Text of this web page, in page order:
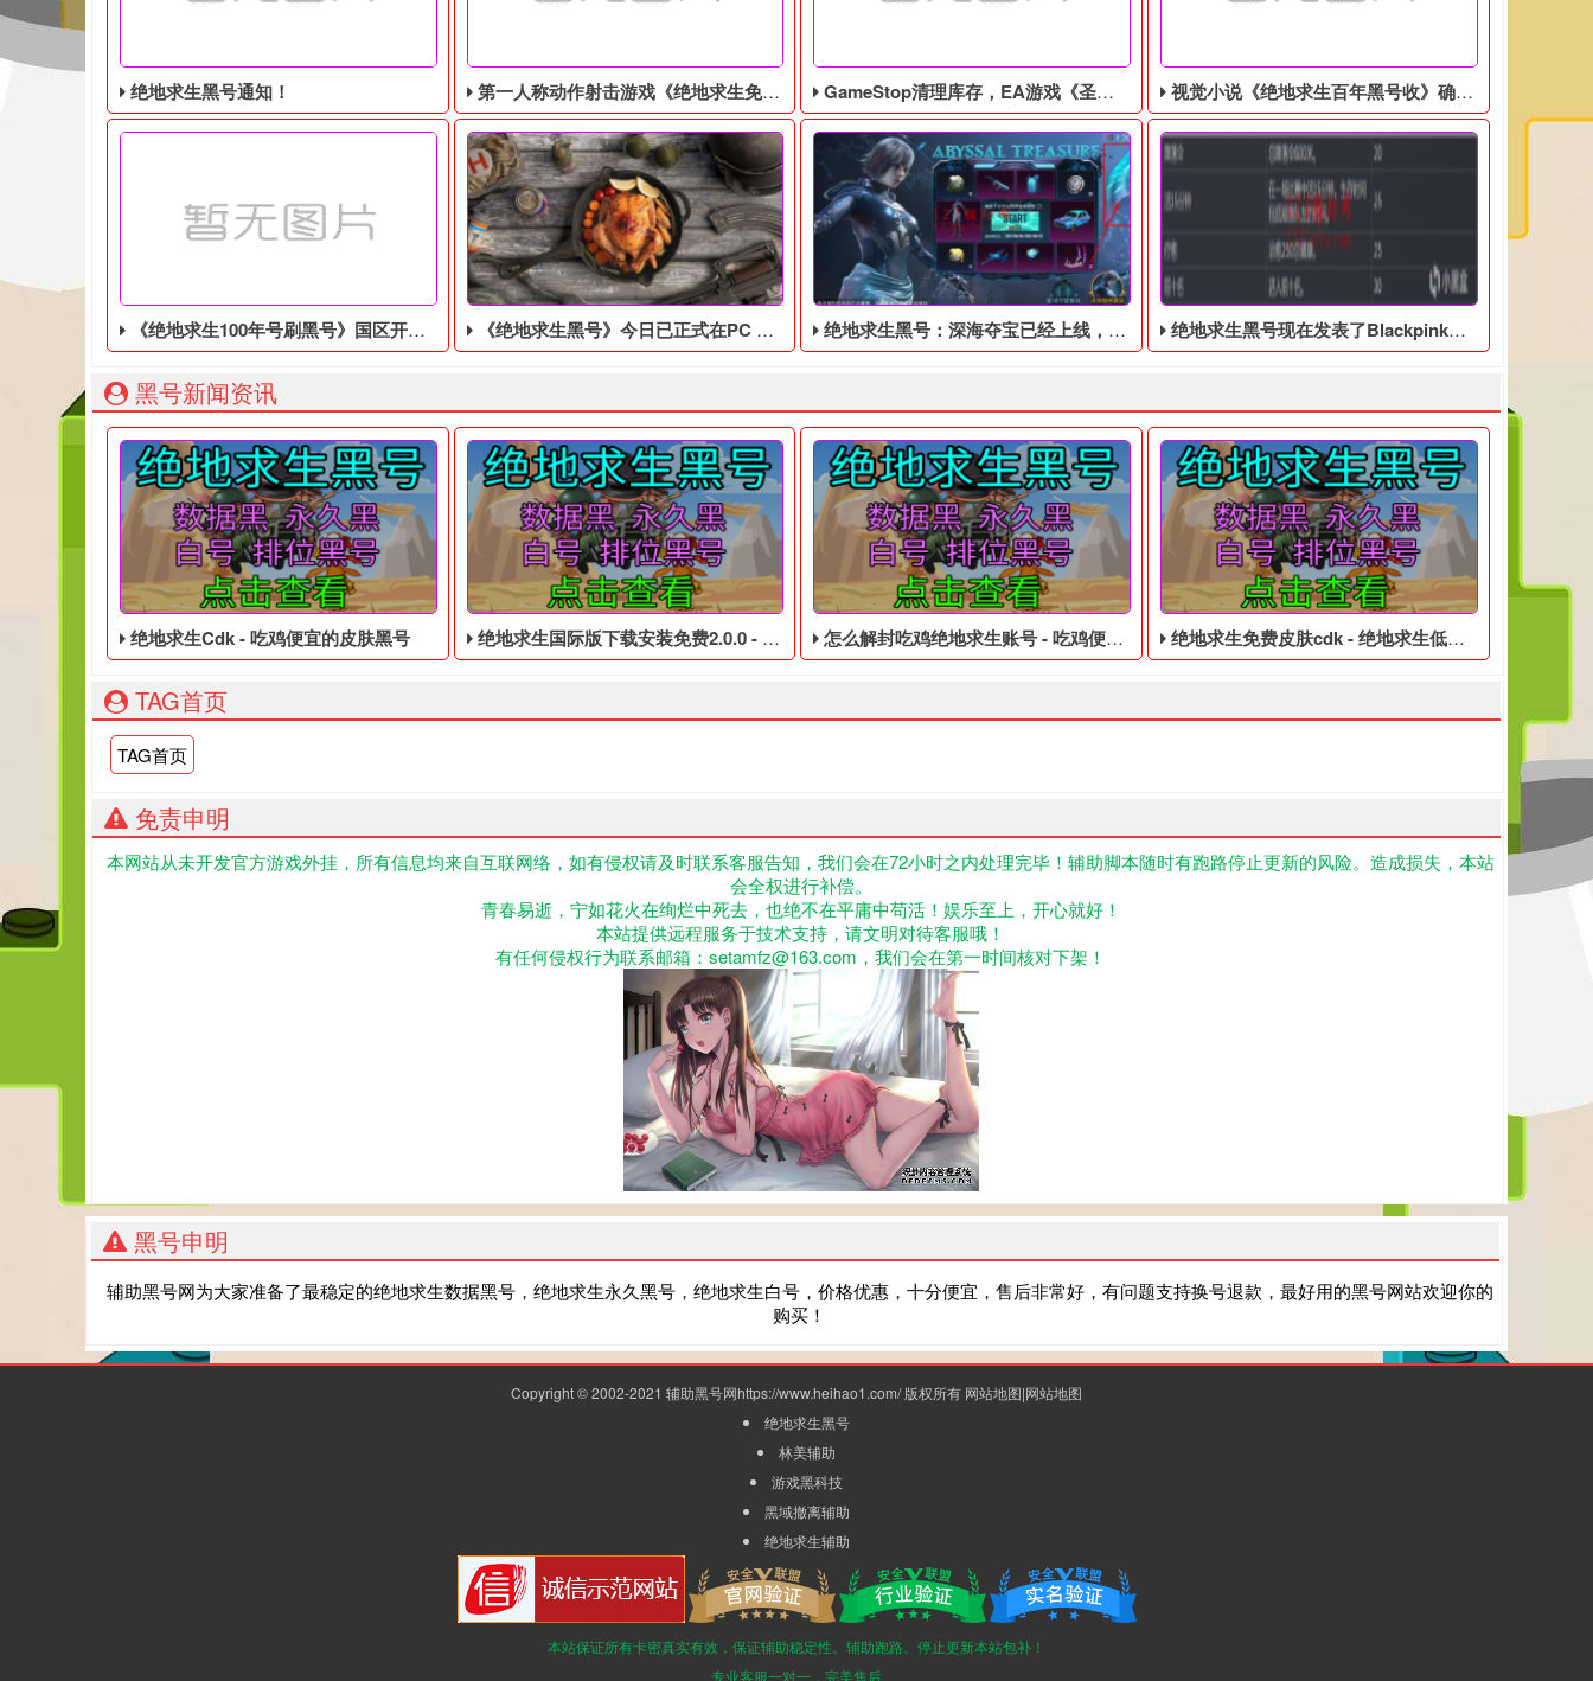
绝地求生黑号通知！
绝地求生黑号： 质保时间内找回换号！ 绝地求生白号： 四无白号，不会被找回！ 吃鸡黑号售后： 黑号有问题10分钟之内截图，然后联系客服处理！ 黑号QQ客服： 1600445187
第一人称动作射击游戏《绝地求生免费辅助》今日登陆主机平台
2036年，世界上突然出现了一个巨型的黑洞，科学家们无法解释这个现象。玩家将操控超自然科学研究组织（SRO）队员“覃舒雅”，前往事
GameStop清理库存，EA游戏《圣歌》以1美分售出
据外媒Kotaku报道，美国游戏零售商GameStop正在清理库存，将EA游戏《圣歌》以1美分的超
视觉小说《绝地求生百年黑号收》确认登陆Switch，特别版售价9350日元
出版商Idea Factory今日宣布，男孩间友情为主题的视
《绝地求生100年号刷黑号》国区开启预购，首发支持简体中文
热门游戏《绝地求生100年号刷黑号》现已在Steam国区开启预购，售价为379元，该作将于8月13日正式发售。游戏支持简体中文，根据Steam商城热销榜，该游戏开启预购一天多已经排
《绝地求生黑号》今日已正式在PC Epic平台推出“抢先体验”版本
跨维度生存建造游戏《绝地求生黑号》今日已正式在PC Epic平台推出“抢先体验”版本，这是一款奇幻而神秘的游戏，玩家驾驶一辆自己打造的
绝地求生黑号：深海夺宝已经上线，还能获得许多隐藏皮肤
已经好几天没有登录《绝地求生黑号》了，再次登录《绝地求生黑号》时，在游戏内发现了深海夺
绝地求生黑号现在发表了Blackpink套装，活动时间:8月8日至9月7日
绝地求生黑号现在发表了Blackpink套装。套装中的三
黑号新闻资讯
绝地求生Cdk - 吃鸡便宜的皮肤黑号
吃鸡便宜的皮肤黑号,绝地求生黑号是指使用非法手段,不正当的消费手段购买的绝地求生游戏账号,绝地求生Cdk,我们为大玩家准备了吃鸡便宜的皮肤黑号,PUBG黑号平台等待你的购买！
绝地求生国际版下载安装免费2.0.0 - PUBG低价的皮肤白号
PUBG低价的皮肤白号,绝地求生黑号是指使用非法手段,不正当的消费手段购买的绝地求生游戏账号,绝地求生国际版下载安装免费2.0.0,我们为
怎么解封吃鸡绝地求生账号 - 吃鸡便宜的四无白号
吃鸡便宜的四无白号,绝地求生黑号是指使用非法手段,不正当的消费手段购买的绝地求生游戏账号
绝地求生免费皮肤cdk - 绝地求生低价的永久黑号
绝地求生低价的永久黑号,绝地求生黑号是指使用非
TAG首页
TAG首页
免责申明
本网站从未开发官方游戏外挂，所有信息均来自互联网络，如有侵权请及时联系客服告知，我们会在72小时之内处理完毕！辅助脚本随时有跑路停止更新的风险。造成损失，本站
会全权进行补偿。
青春易逝，宁如花火在绚烂中死去，也绝不在平庸中苟活！娱乐至上，开心就好！
本站提供远程服务于技术支持，请文明对待客服哦！
有任何侵权行为联系邮箱：setamfz@163.com，我们会在第一时间核对下架！
黑号申明
辅助黑号网为大家准备了最稳定的绝地求生数据黑号，绝地求生永久黑号，绝地求生白号，价格优惠，十分便宜，售后非常好，有问题支持换号退款，最好用的黑号网站欢迎你的
购买！
Copyright © 2002-2021 辅助黑号网https://www.heihao1.com/ 版权所有 网站地图|网站地图
绝地求生黑号
林美辅助
游戏黑科技
黑域撤离辅助
绝地求生辅助
本站保证所有卡密真实有效，保证辅助稳定性。辅助跑路、停止更新本站包补！
专业客服一对一，完美售后